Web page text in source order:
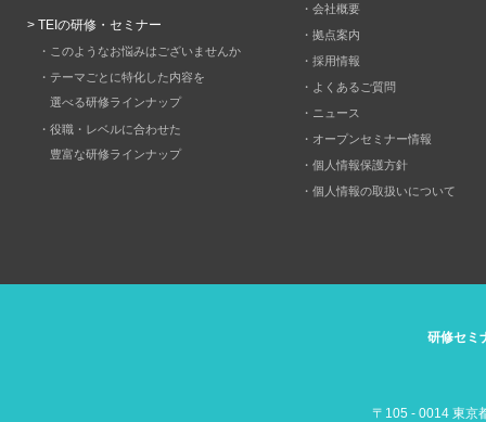
> TEIの研修・セミナー
・このようなお悩みはございませんか
・テーマごとに特化した内容を
選べる研修ラインナップ
・役職・レベルに合わせた
豊富な研修ラインナップ
・会社概要
・拠点案内
・採用情報
・よくあるご質問
・ニュース
・オープンセミナー情報
・個人情報保護方針
・個人情報の取扱いについて
研修セミ
〒105 - 0014 東京